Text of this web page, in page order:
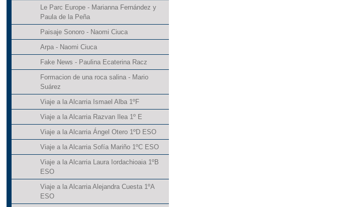
Le Parc Europe - Marianna Fernández y
Paula de la Peña
Paisaje Sonoro - Naomi Ciuca
Arpa - Naomi Ciuca
Fake News - Paulina Ecaterina Racz
Formacion de una roca salina - Mario
Suárez
Viaje a la Alcarria Ismael Alba 1ºF
Viaje a la Alcarria Razvan Ilea 1º E
Viaje a la Alcarria Ángel Otero 1ºD ESO
Viaje a la Alcarria Sofía Mariño 1ºC ESO
Viaje a la Alcarria Laura Iordachioaia 1ºB
ESO
Viaje a la Alcarria Alejandra Cuesta 1ºA
ESO